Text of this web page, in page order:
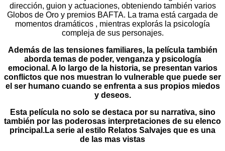
dirección, guion y actuaciones, obteniendo también varios
Globos de Oro y premios BAFTA. La trama está cargada de
momentos dramáticos , mientras explorás la psicología
compleja de sus personajes.
Además de las tensiones familiares, la película también
aborda temas de poder, venganza y psicología
emocional. A lo largo de la historia, se presentan varios
conflictos que nos muestran lo vulnerable que puede ser
el ser humano cuando se enfrenta a sus propios miedos
y deseos.
Esta película no solo se destaca por su narrativa, sino
también por las poderosas interpretaciones de su elenco
principal.La serie al estilo Relatos Salvajes que es una
de las mas vistas